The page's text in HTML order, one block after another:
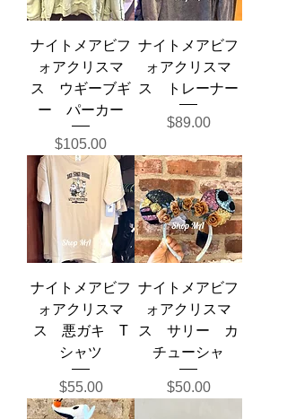
ナイトメアビフ
ォアクリスマ
ス ウギーブギ
ー パーカー
価格
$105.00
ナイトメアビフ
ォアクリスマ
ス トレーナー
価格
$89.00
ナイトメアビフ
ォアクリスマ
ス 悪ガキ T
シャツ
価格
$55.00
ナイトメアビフ
ォアクリスマ
ス サリー カ
チューシャ
価格
$50.00